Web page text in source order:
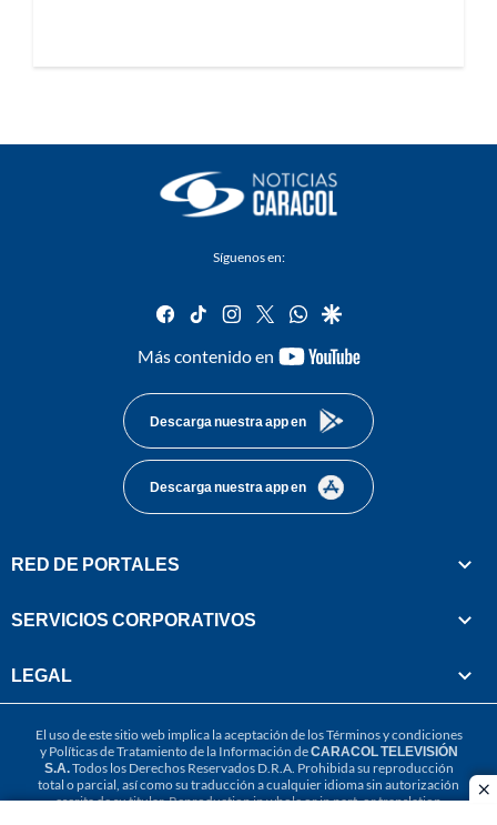
Síguenos en:
facebook
tiktok instagram
twitterwhatsapp
google
Más contenido en
youtube-
Descarga nuestra app en
Descarga nuestra app en
RED DE PORTALES
SERVICIOS CORPORATIVOS
LEGAL
El uso de este sitio web implica la aceptación de losTérminos y condiciones
y Políticas de Tratamiento de la Información deCARACOL TELEVISIÓN
S.A.Todos los Derechos Reservados D.R.A. Prohibida su reproducción
total o parcial, así como su traducción a cualquier idioma sin autorización
escrita de su titular. Reproduction in whole or in part, or translation